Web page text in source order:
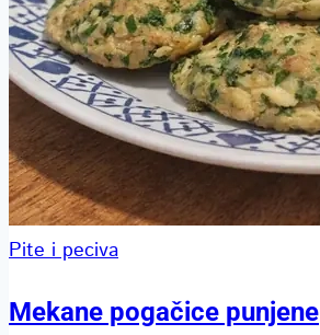
Pite i peciva
Mekane pogačice punjene